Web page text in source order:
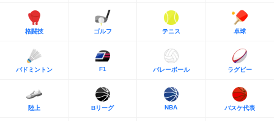
格闘技 ゴルフ テニス 卓球
バドミントン F1 バレーボール ラグビー
陸上 Bリーグ NBA バスケ代表